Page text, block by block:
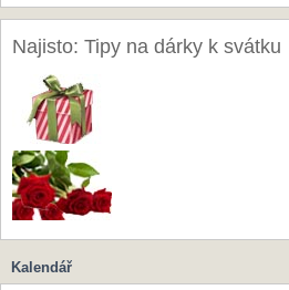
Najisto: Tipy na dárky k svátku
Kalendář